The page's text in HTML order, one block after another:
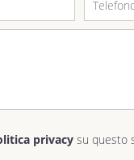
privacysu questo